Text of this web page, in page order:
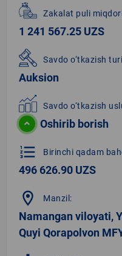
Zakalat puli
1 241 567.25 UZS
Savdo o‘tkazish
Auksion
Savdo o‘tkazish
Oshirib borish
format_list_numbered Birinchi qadam
496 626.90 UZS
location_on Manzil:
Namangan viloyati,
Quyi Qorapolvon